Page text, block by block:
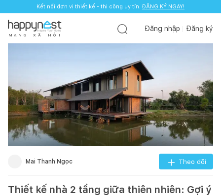
Kết nối đơn vị thiết kế - thi công uy tín. ĐĂNG KÝ NGAY!
M Ạ N G X Ã H Ộ I
Đăng nhập Đăng ký
Mai Thanh Ngọc Theo dõi
Thiết kế nhà 2 tầng giữa thiên nhiên: Gợi ý